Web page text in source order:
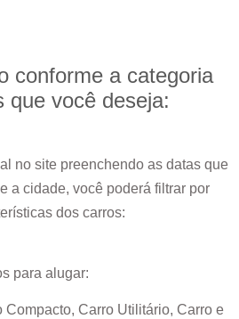
conforme a categoria
que você deseja:
no site preenchendo as datas que
a cidade, você poderá filtrar por
dos carros:
para alugar:
Compacto, Carro Utilitário, Carro e